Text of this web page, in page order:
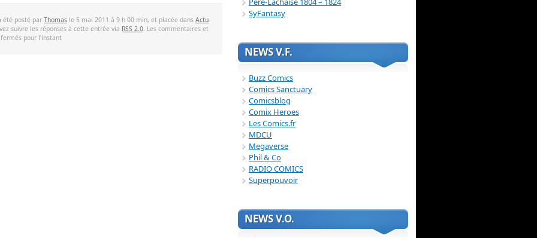
été posté par Thomas le 5 mai 2011 à 9 h 00 min, et placée dans Actu
suivre les réponses à cette entrée via RSS 2.0 . Les commentaires et
pour l'instant
SyFantasy
NEWS V.F.
Buzz Comics
Comics Sanctuary
Comicsblog
Comix Heroes
Les Comics.fr
MDCU
Megaverse
Phil & Co
RADIO COMICS
Superpouvoir
NEWS V.O.